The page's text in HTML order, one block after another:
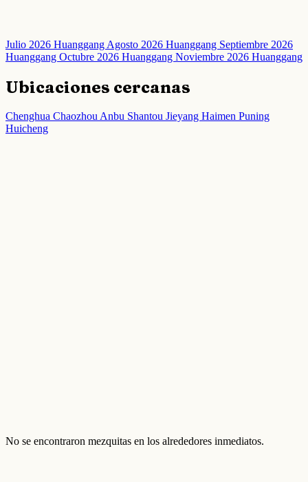
Julio 2026 Huanggang Agosto 2026 Huanggang Septiembre 2026
Huanggang Octubre 2026 Huanggang Noviembre 2026 Huanggang
Ubicaciones cercanas
Chenghua ChaozhouAnbu Shantou Jieyang Haimen Puning
Huicheng
No se encontraron mezquitas en los alrededores inmediatos.